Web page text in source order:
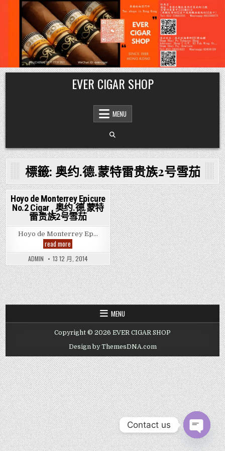
Skip
to
content
EVER CIGAR SHOP
MENU
標籤: 奥约.德.蒙特雷贵族2号雪茄
Posted
in
Hoyo de Monterrey Epicure
No.2 Cigar , 奥约.德.蒙特
雷贵族2号雪茄
Hoyo de Monterrey Ep…
read more
de
Monterrey
Epicure
No.2
Cigar
,
奥
约.
德.
雷
贵
族
号
雪
茄
ADMIN 13 12 月, 2014
MENU
Copyright © 2026 EVER CIGAR SHOP
Design by ThemesDNA.com
Contact us
OPEN